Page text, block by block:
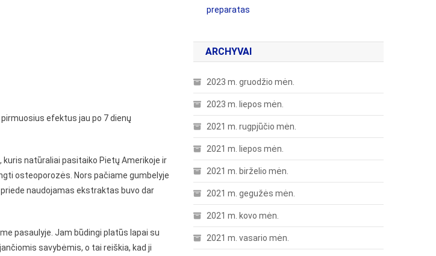
efektus jau po 7 dienų
natūraliai pasitaiko Pietų Amerikoje ir
osteoporozės. Nors pačiame gumbelyje
naudojamas ekstraktas buvo dar
pasaulyje. Jam būdingi platūs lapai su
savybėmis, o tai reiškia, kad ji
preparatas
ARCHYVAI
2023 m. gruodžio mėn.
2023 m. liepos mėn.
2021 m. rugpjūčio mėn.
2021 m. liepos mėn.
2021 m. birželio mėn.
2021 m. gegužės mėn.
2021 m. kovo mėn.
2021 m. vasario mėn.